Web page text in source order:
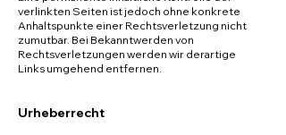
verlinkten Seiten ist jedoch ohne konkrete
Anhaltspunkte einer Rechtsverletzung nicht
zumutbar. Bei Bekanntwerden von
Rechtsverletzungen werden wir derartige
Links umgehend entfernen.
Urheberrecht